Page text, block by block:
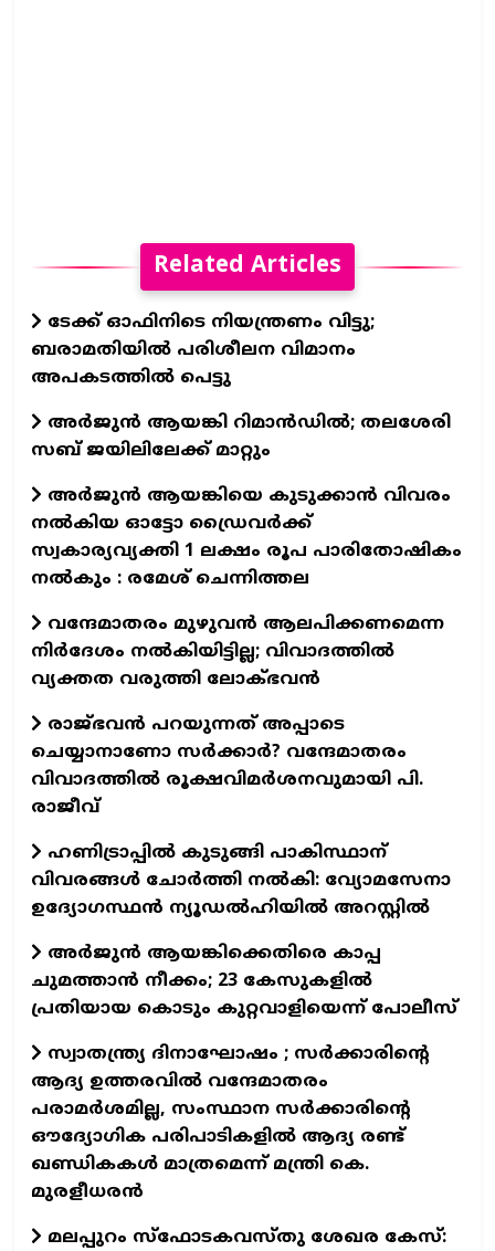
Related Articles
ടേക്ക് ഓഫിനിടെ നിയന്ത്രണം വിട്ടു;
ബരാമതിയിൽ പരിശീലന വിമാനം
അപകടത്തിൽ പെട്ടു
അർജുൻ ആയങ്കി റിമാൻഡിൽ; തലശേരി
സബ് ജയിലിലേക്ക് മാറ്റും
അർജുൻ ആയങ്കിയെ കുടുക്കാൻ വിവരം
നൽകിയ ഓട്ടോ ഡ്രൈവർക്ക്
സ്വകാര്യവ്യക്തി 1 ലക്ഷം രൂപ പാരിതോഷികം
നൽകും : രമേശ് ചെന്നിത്തല
വന്ദേമാതരം മുഴുവൻ ആലപിക്കണമെന്ന
നിർദേശം നൽകിയിട്ടില്ല; വിവാദത്തിൽ
വ്യക്തത വരുത്തി ലോക്ഭവൻ
രാജ്ഭവൻ പറയുന്നത് അപ്പാടെ
ചെയ്യാനാണോ സർക്കാർ? വന്ദേമാതരം
വിവാദത്തിൽ രൂക്ഷവിമർശനവുമായി പി.
രാജീവ്
ഹണിട്രാപ്പിൽ കുടുങ്ങി പാകിസ്ഥാന്
വിവരങ്ങൾ ചോർത്തി നൽകി: വ്യോമസേനാ
ഉദ്യോഗസ്ഥൻ ന്യൂഡൽഹിയിൽ അറസ്റ്റിൽ
അർജുൻ ആയങ്കിക്കെതിരെ കാപ്പ
ചുമത്താൻ നീക്കം; 23 കേസുകളിൽ
പ്രതിയായ കൊടും കുറ്റവാളിയെന്ന് പോലീസ്
സ്വാതന്ത്ര്യ ദിനാഘോഷം ; സർക്കാരിന്റെ
ആദ്യ ഉത്തരവിൽ വന്ദേമാതരം
പരാമർശമില്ല, സംസ്ഥാന സർക്കാരിന്റെ
ഔദ്യോഗിക പരിപാടികളിൽ ആദ്യ രണ്ട്
ഖണ്ഡികകൾ മാത്രമെന്ന് മന്ത്രി കെ.
മുരളീധരൻ
മലപ്പുറം സ്‌ഫോടകവസ്തു ശേഖര കേസ്: